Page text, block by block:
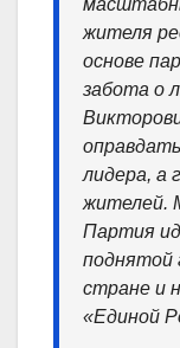
жителя
основе
забота о
лидера, а
жителей.
Партия
поднятой
стране и
«Единой